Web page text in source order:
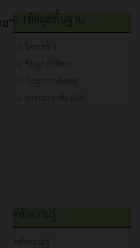
8.1ข้อมูลพื้นฐาน
O1 โครงสร้าง
O3 ข้อมูลการติดต่อ
คลังความรู้
คลังความรู้